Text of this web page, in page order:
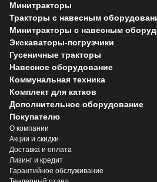
Минитракторы
Тракторы с навесным
Минитракторы с навесным
Экскаваторы-погрузчики
Гусеничные тракторы
Навесное оборудование
Коммунальная техника
Комплект для катков
Дополнительное оборудование
Покупателю
О компании
Акции и скидки
Доставка и оплата
Лизинг и кредит
Гарантийное обслуживание